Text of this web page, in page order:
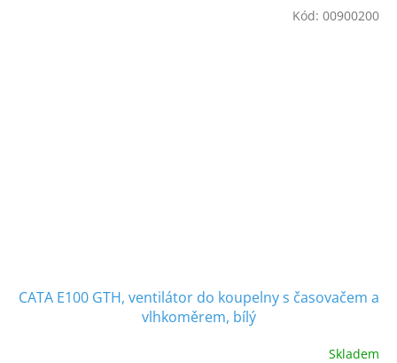
CATA E100 GTH, ventilátor do koupelny s časovačem a
vlhkoměrem, bílý
Skladem
Kód: 00900200